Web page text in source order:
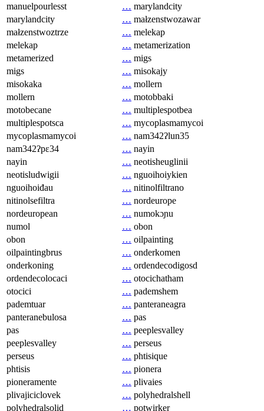
manuelpourlesst
… marylandcity
marylandcity
… małzenstwozawar
małzenstwoztrze
… melekap
melekap
… metamerization
metamerized
… migs
migs
… misokajy
misokaka
… mollern
mollern
… motobbaki
motobecane
… multiplespotbea
multiplespotsca
… mycoplasmamycoi
mycoplasmamycoi
… nam342ʔlun35
nam342ʔpɛ34
… nayin
nayin
… neotisheuglinii
neotisludwigii
… nguoihoiykien
nguoihoiđau
… nitinolfiltrano
nitinolsefiltra
… nordeurope
nordeuropean
… numokɔɲu
numol
… obon
obon
… oilpainting
oilpaintingbrus
… onderkomen
onderkoning
… ordendecodigosd
ordendecolocaci
… otocichatham
otocici
… pademshem
pademtuar
… panteraneagra
panteranebulosa
… pas
pas
… peeplesvalley
peeplesvalley
… perseus
perseus
… phtisique
phtisis
… pionera
pioneramente
… plivaies
plivajiciclovek
… polyhedralshell
polyhedralsolid
… potwirker